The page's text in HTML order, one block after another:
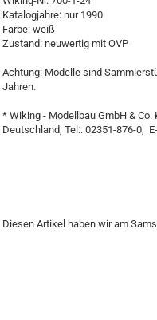
Katalogjahre: nur 1990
Farbe: weiß
Zustand: neuwertig mit OVP
Achtung: Modelle sind
Jahren.
* Wiking - Modellbau GmbH &
Deutschland, Tel:. 02351-876-0,
Diesen Artikel haben wir am